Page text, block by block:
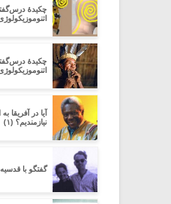
چکیدۀ
چکیدۀ
آیا در آفریقا
نیازمندیم؟ (۱)
گفتگو با